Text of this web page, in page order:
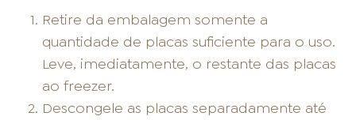
Retire da embalagem somente a
quantidade de placas suficiente para o uso.
Leve, imediatamente, o restante das placas
ao freezer.
Descongele as placas separadamente até